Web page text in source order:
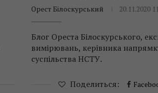
Орест Білоскурський 20.11.2020
Блог Ореста Білоскурського,
вимірювань, керівника
суспільства НСТУ.
Поделиться: